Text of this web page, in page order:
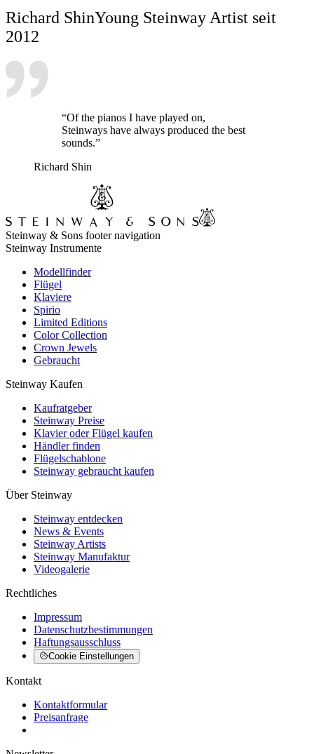
Richard ShinYoung Steinway Artist seit
2012
“Of the pianos I have played on,
Steinways have always produced the best
sounds.”
Richard Shin
Steinway & Sons footer navigation
Steinway Instrumente
Modellfinder
Flügel
Klaviere
Spirio
Limited Editions
Color Collection
Crown Jewels
Gebraucht
Steinway Kaufen
Kaufratgeber
Steinway Preise
Klavier oder Flügel kaufen
Händler finden
Flügelschablone
Steinway gebraucht kaufen
Über Steinway
Steinway entdecken
News & Events
Steinway Artists
Steinway Manufaktur
Videogalerie
Rechtliches
Impressum
Datenschutzbestimmungen
Haftungsausschluss
Cookie Einstellungen
Kontakt
Kontaktformular
Preisanfrage